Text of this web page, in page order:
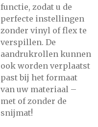
functie, zodat u de
perfecte instellingen
zonder vinyl of flex te
verspillen. De
aandrukrollen kunnen
ook worden verplaatst
past bij het formaat
van uw materiaal –
met of zonder de
snijmat!